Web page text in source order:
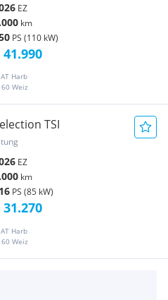
EZ
km
PS (110 kW)
Harb
Weiz
41.990
TSI
EZ
km
PS (85 kW)
Harb
Weiz
31.270